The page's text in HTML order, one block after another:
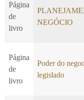
Página
de
livro
NEGÓCIO
Página
de
livro
Poder do
legislado